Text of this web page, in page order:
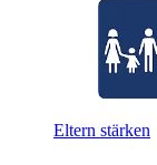
Eltern stärken